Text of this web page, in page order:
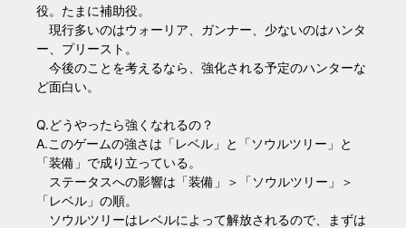
役。たまに補助役。
現行多いのはウォーリア、ガンナー、少ないのはハンタ
ー、プリースト。
今後のことを考えるなら、強化される予定のハンターな
ど面白い。
Q.どうやったら強くなれるの？
A.このゲームの強さは「レベル」と「ソウルツリー」と
「装備」で成り立っている。
ステータスへの影響は「装備」＞「ソウルツリー」＞
「レベル」の順。
ソウルツリーはレベルによって解放されるので、まずは